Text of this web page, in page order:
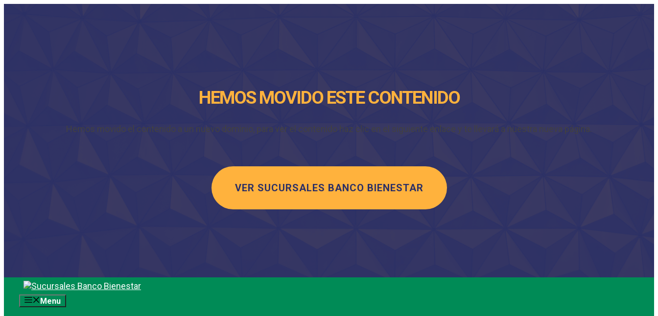
HEMOS MOVIDO ESTE CONTENIDO
Hemos movido el contenido a un nuevo dominio, para ver el contenido haz clic en el siguiente enlace y te llevará a nuestra nueva página.
VER SUCURSALES BANCO BIENESTAR
Saltar
contenidoMenu